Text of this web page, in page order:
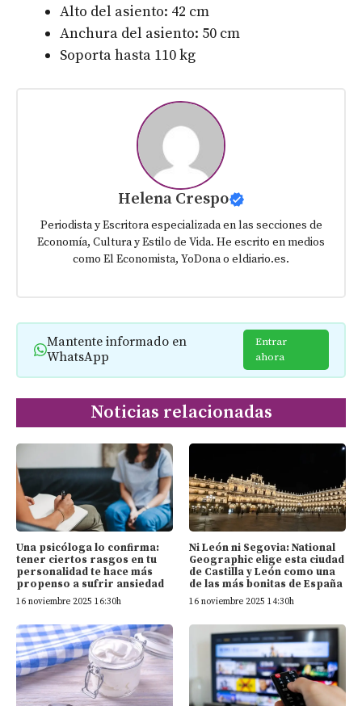
Alto del asiento: 42 cm
Anchura del asiento: 50 cm
Soporta hasta 110 kg
Helena Crespo
Periodista y Escritora especializada en las secciones de
Economía, Cultura y Estilo de Vida. He escrito en medios
como El Economista, YoDona o eldiario.es.
Mantente informado en
WhatsApp
Entrar
ahora
Noticias relacionadas
Una psicóloga lo confirma:
tener ciertos rasgos en tu
personalidad te hace más
propenso a sufrir ansiedad
16 noviembre 2025 16:30h
Ni León ni Segovia: National
Geographic elige esta ciudad
de Castilla y León como una
de las más bonitas de España
16 noviembre 2025 14:30h